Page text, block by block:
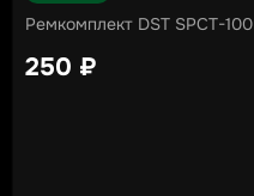
Ремкомплект DST SPCT-100
250 ₽